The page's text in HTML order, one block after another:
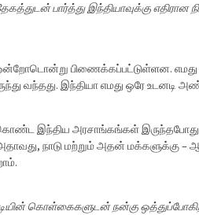
பார்த்து இந்தியாவுக்கு எதிரான
ஒன்றோடொன்று பிணைக்கப்பட்டுள்ளன. எமது
வந்தது. இந்தியா எமது ஒரே உடனடி
இந்திய அரசாங்கங்கள் இருந்தபோது
நாடு மற்றும் அதன் மக்களுக்கு –
மோடியின் கொள்கைகளுடன் நன்கு